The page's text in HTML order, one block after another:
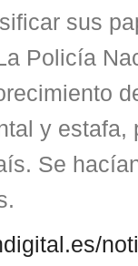
sus
Policía
y estafa,
Se